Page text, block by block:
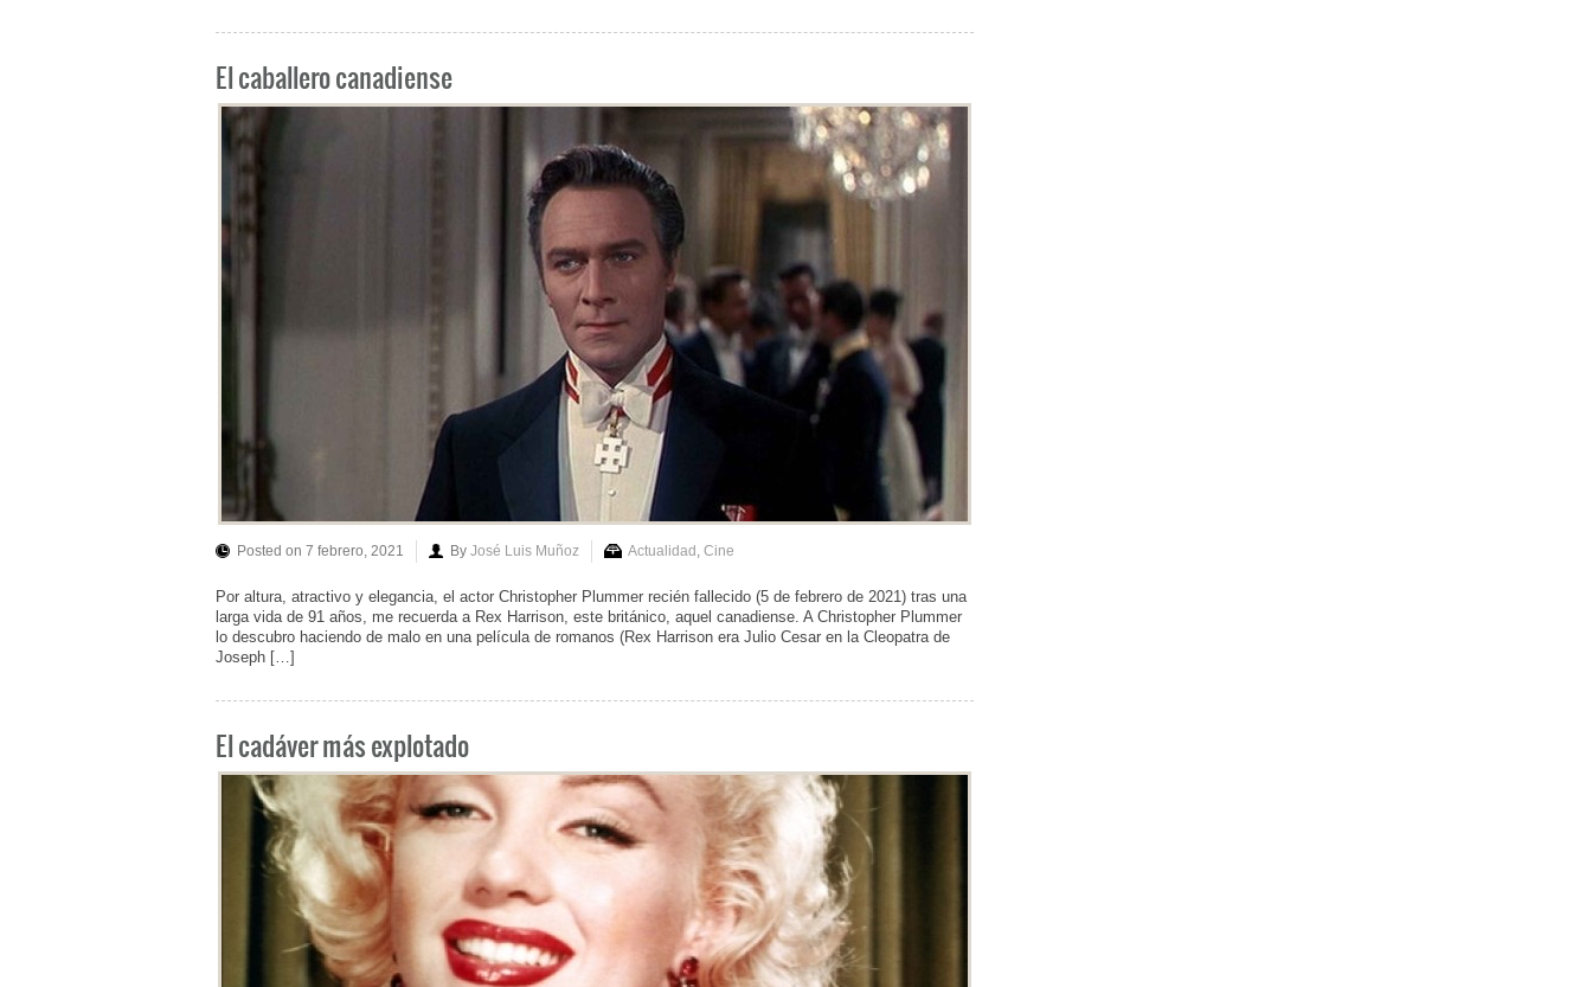
El caballero canadiense
Posted on 7 febrero, 2021 By José Luis Muñoz Actualidad , Cine
Por altura, atractivo y elegancia, el actor Christopher Plummer recién fallecido (5 de febrero de 2021) tras una
larga vida de 91 años, me recuerda a Rex Harrison, este británico, aquel canadiense. A Christopher Plummer
lo descubro haciendo de malo en una película de romanos (Rex Harrison era Julio Cesar en la Cleopatra de
Joseph […]
El cadáver más explotado